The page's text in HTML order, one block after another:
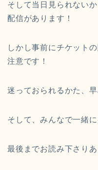
そして当日見られない
配信があります！
しかし事前にチケット
注意です！
迷っておられるかた、
そして、みんなで一緒
最後までお読み下さり